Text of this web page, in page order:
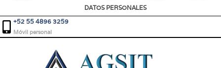
DATOS PERSONALES
+52 55 4896 3259
Móvil personal